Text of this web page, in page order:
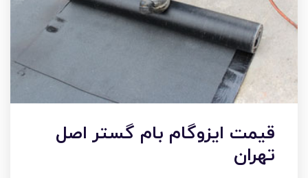
قیمت ایزوگام بام گستر اصل
تهران